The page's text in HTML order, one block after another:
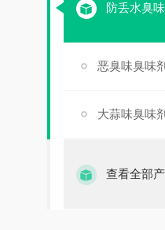
防丢水臭
恶臭味臭味剂
大蒜味臭味剂
查看全部